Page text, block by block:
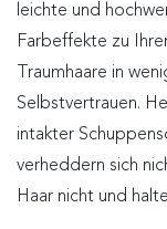
leichte und
Farbeffekte zu
Traumhaare in
Selbstvertrauen.
intakter
verheddern sich
Haar nicht und